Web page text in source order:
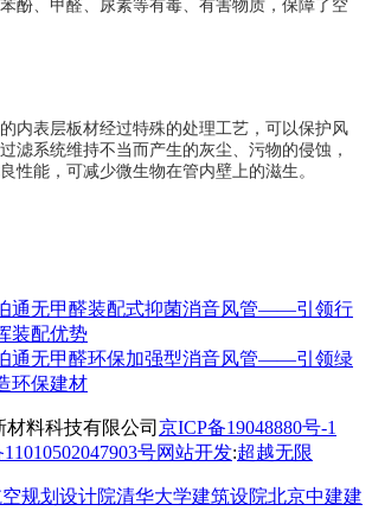
酚、甲醛、尿素等有毒、有害物质，保障了空
内表层板材经过特殊的处理工艺，可以保护风
滤系统维持不当而产生的灰尘、污物的侵蚀，
性能，可减少微生物在管内壁上的滋生。
通无甲醛装配式抑菌消音风管——引领行
装配优势
通无甲醛环保加强型消音风管——引领绿
环保建材
料科技有限公司 京ICP备19048880号-1
号网站开发:超越无限
规划设计院清华大学建筑设院北京中建建